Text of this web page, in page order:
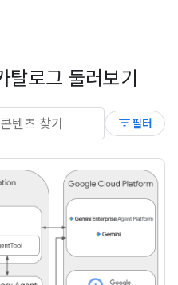
로그 둘러보기
filter_list필터